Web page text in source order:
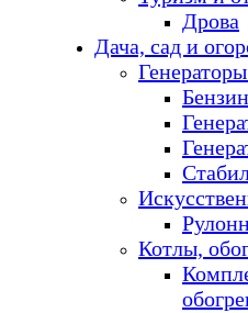
Дрова
Дача, сад и
Котлы,